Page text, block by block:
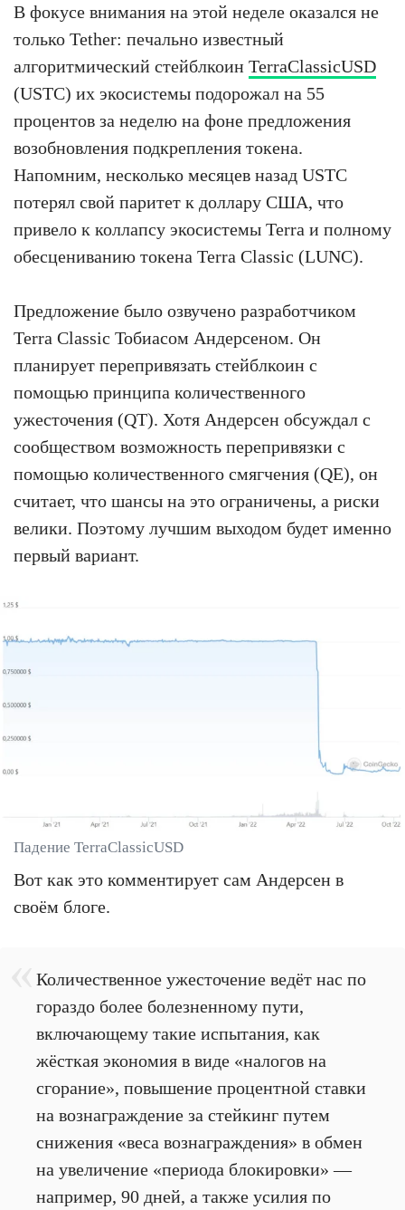
В фокусе внимания на этой неделе оказался не
только Tether: печально известный
алгоритмический стейблкоин TerraClassicUSD
(USTC) их экосистемы подорожал на 55
процентов за неделю на фоне предложения
возобновления подкрепления токена.
Напомним, несколько месяцев назад USTC
потерял свой паритет к доллару США, что
привело к коллапсу экосистемы Terra и полному
обесцениванию токена Terra Classic (LUNC).
Предложение было озвучено разработчиком
Terra Classic Тобиасом Андерсеном. Он
планирует перепривязать стейблкоин с
помощью принципа количественного
ужесточения (QT). Хотя Андерсен обсуждал с
сообществом возможность перепривязки с
помощью количественного смягчения (QE), он
считает, что шансы на это ограничены, а риски
велики. Поэтому лучшим выходом будет именно
первый вариант.
Падение TerraClassicUSD
Вот как это комментирует сам Андерсен в
своём блоге.
Количественное ужесточение ведёт нас по
гораздо более болезненному пути,
включающему такие испытания, как
жёсткая экономия в виде «налогов на
сгорание», повышение процентной ставки
на вознаграждение за стейкинг путем
снижения «веса вознаграждения» в обмен
на увеличение «периода блокировки» —
например, 90 дней, а также усилия по